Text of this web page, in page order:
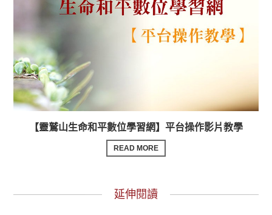
【靈鷲山生命和平數位學習網】平台操作影片教學
READ MORE
延伸閱讀